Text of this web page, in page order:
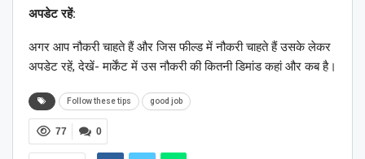
अपडेट रहें:
अगर आप नौकरी चाहते हैं और जिस फील्ड में नौकरी चाहते हैं उसके लेकर
अपडेट रहें, देखें- मार्केंट में उस नौकरी की कितनी डिमांड कहां और कब है।
Follow these tips good job
0
77